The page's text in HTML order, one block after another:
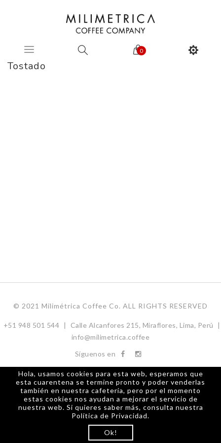
0
Tostado
© 2021 Milimétrica Coffee Co. ALL RIGHTS RESERVED
+51 948 501 544 | Calle Alcanfores 215, Miraflores, Lima, Perú
|
info@milimetrica.coffee
Síguenos en
Hola, usamos cookies para esta web, esperamos que
esta cuarentena se termine pronto y poder venderlas
también en nuestra cafetería, pero por el momento
estas cookies nos ayudan a mejorar el servicio de
nuestra web. Si quieres saber más, consulta nuestra
Política de Privacidad.
Ok!